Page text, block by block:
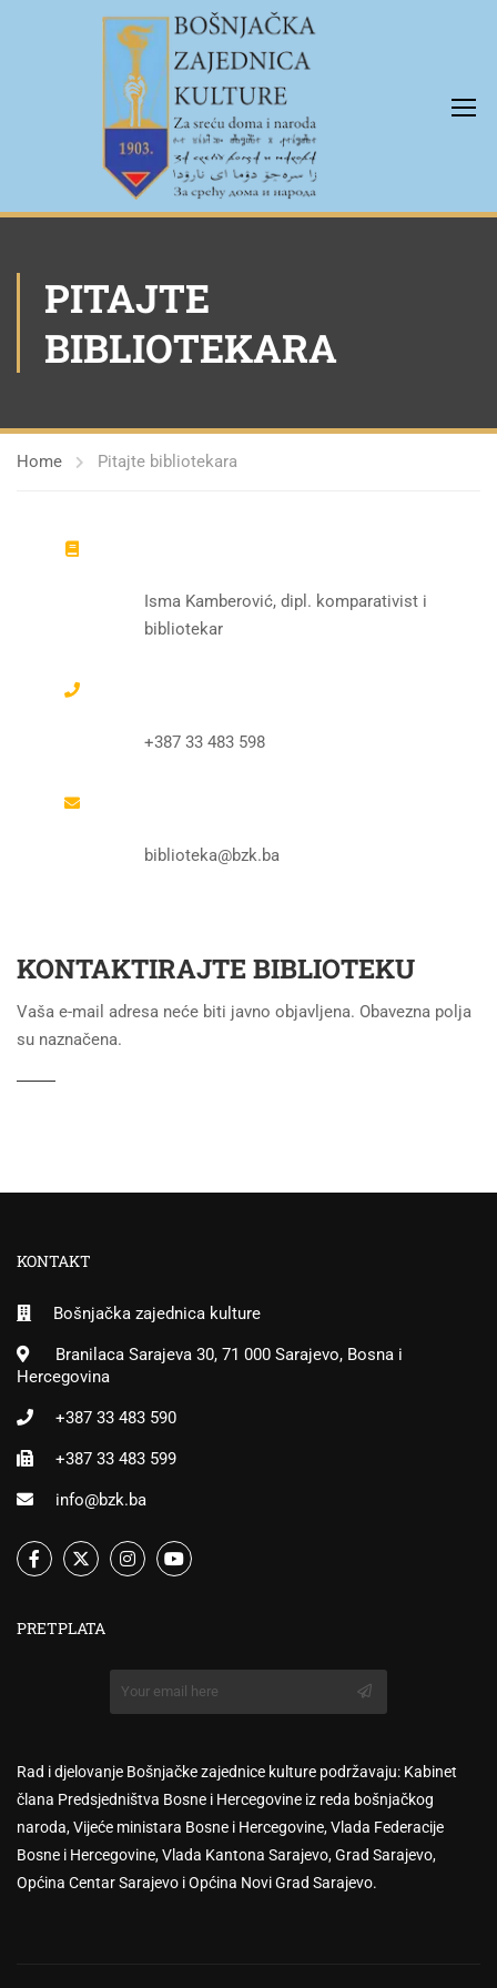
PITAJTE
BIBLIOTEKARA
Home Pitajte bibliotekara
Isma Kamberović, dipl. komparativist i
bibliotekar
+387 33 483 598
biblioteka@bzk.ba
KONTAKTIRAJTE BIBLIOTEKU
Vaša e-mail adresa neće biti javno objavljena. Obavezna polja
su naznačena.
KONTAKT
Bošnjačka zajednica kulture
Branilaca Sarajeva 30, 71 000 Sarajevo, Bosna i
Hercegovina
+387 33 483 590
+387 33 483 599
info@bzk.ba
PRETPLATA
Rad i djelovanje Bošnjačke zajednice kulture podržavaju: Kabinet
člana Predsjedništva Bosne i Hercegovine iz reda bošnjačkog
naroda, Vijeće ministara Bosne i Hercegovine, Vlada Federacije
Bosne i Hercegovine, Vlada Kantona Sarajevo, Grad Sarajevo,
Općina Centar Sarajevo i Općina Novi Grad Sarajevo.